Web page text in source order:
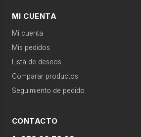
Sonido
›
Televisión
›
Telefonía
›
Productos recomendados
MI CUENTA
Mi cuenta
Mis pedidos
Lista de deseos
Comparar productos
Seguimiento de pedido
CONTACTO